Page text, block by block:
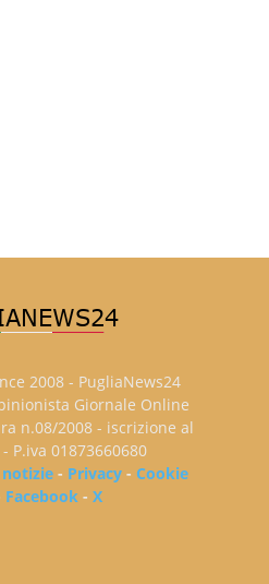
2008 - PugliaNews24
Giornale Online
n.08/2008 - iscrizione al
- P.iva 01873660680
- Privacy- Cookie
Facebook -X